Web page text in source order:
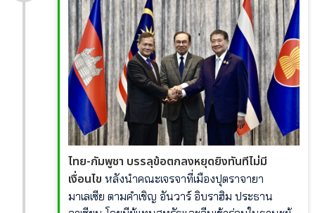
ไทย-กัมพูชา บรรลุข้อตกลงหยุดยิงทันทีไม่มี
เงื่อนไข หลังนำคณะเจรจาที่เมืองปุตราจายา
มาเลเซีย ตามคำเชิญ อันวาร์ อิบราฮิม ประธาน